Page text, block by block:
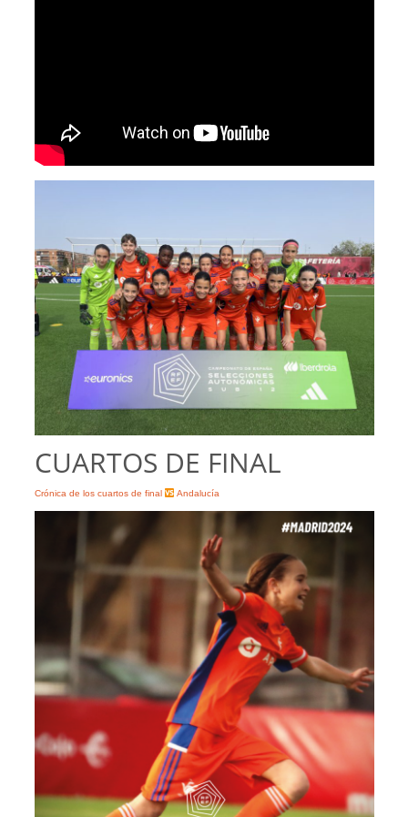
CUARTOS DE FINAL
Crónica de los cuartos de final Andalucía